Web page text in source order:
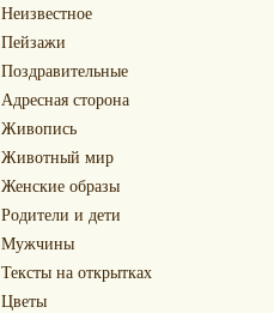
Неизвестное
Пейзажи
Поздравительные
Адресная сторона
Живопись
Животный мир
Женские образы
Родители и дети
Мужчины
Тексты на открытках
Цветы